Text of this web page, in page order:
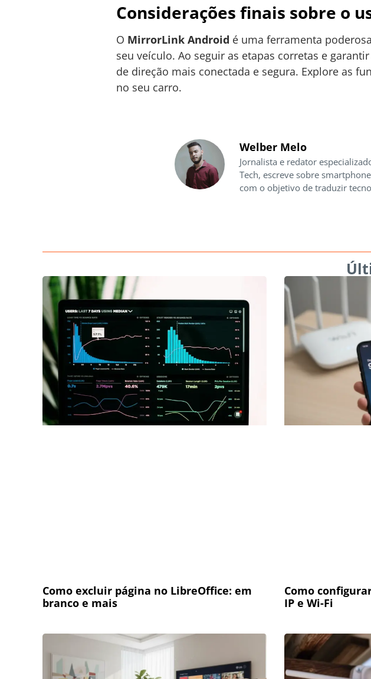
Considerações finais sobre o
O MirrorLink Android é uma ferramenta
seu veículo. Ao seguir as etapas corretas e
de direção mais conectada e segura. Explore as
no seu carro.
Welber Melo
Jornalista e redator
Tech, escreve sobre
com o objetivo de traduzir
Como excluir página no LibreOffice: em
branco e mais
Como
IP e Wi-Fi